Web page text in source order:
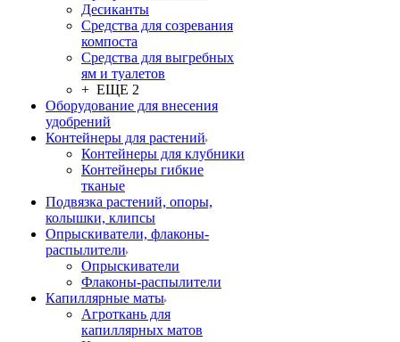
Десиканты
Средства для созревания
компоста
Средства для выгребных
ям и туалетов
+ ЕЩЕ 2
Оборудование для внесения
удобрений
Контейнеры для растений
Контейнеры для клубники
Контейнеры гибкие
тканые
Подвязка растений, опоры,
колышки, клипсы
Опрыскиватели, флаконы-
распылители
Опрыскиватели
Флаконы-распылители
Капиллярные маты
Агроткань для
капиллярных матов